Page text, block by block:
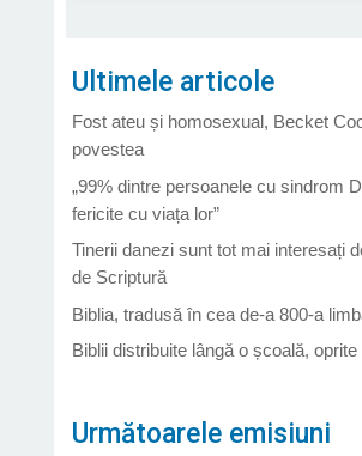
Ultimele articole
Fost ateu și homosexual, Becket
povestea
„99% dintre persoanele cu sindrom
fericite cu viața lor”
Tinerii danezi sunt tot mai interesați
de Scriptură
Biblia, tradusă în cea de-a 800-a
Biblii distribuite lângă o școală, oprite
Următoarele emisiuni